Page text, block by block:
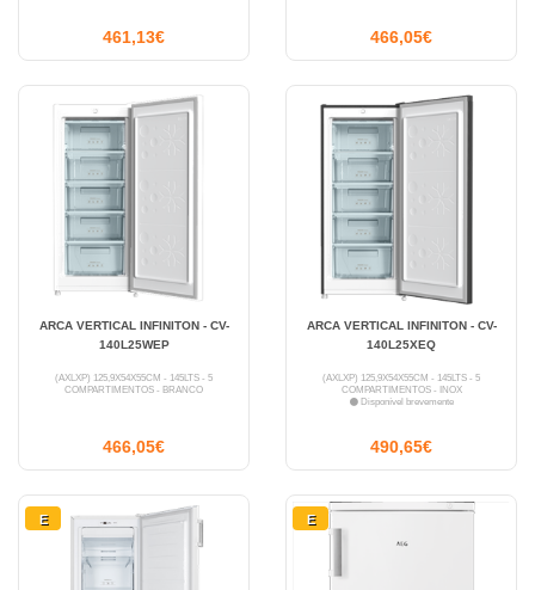
461,13€ 466,05€
ARCA VERTICAL INFINITON - CV-
140L25WEP
(AXLXP) 125,9X54X55CM - 145LTS - 5
COMPARTIMENTOS - BRANCO
466,05€
ARCA VERTICAL INFINITON - CV-
140L25XEQ
(AXLXP) 125,9X54X55CM - 145LTS - 5
COMPARTIMENTOS - INOX
Disponível brevemente
490,65€
E E